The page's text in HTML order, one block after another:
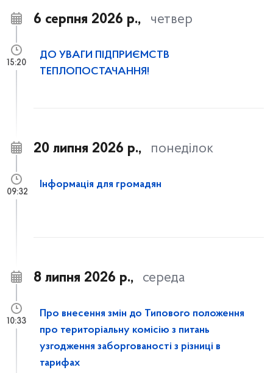
6 серпня 2026 р., четвер
ДО УВАГИ ПІДПРИЄМСТВ
ТЕПЛОПОСТАЧАННЯ!
15:20
20 липня 2026 р., понеділок
Інформація для громадян
09:32
8 липня 2026 р., середа
Про внесення змін до Типового положення
про територіальну комісію з питань
узгодження заборгованості з різниці в
тарифах
10:33